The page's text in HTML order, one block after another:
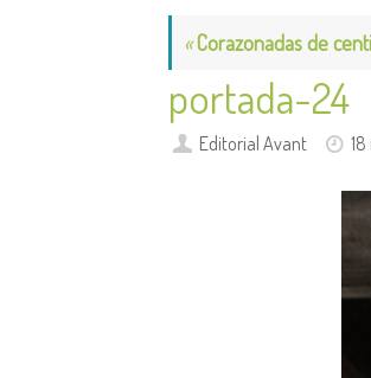
«Corazonadas de
portada-24
Editorial Avant